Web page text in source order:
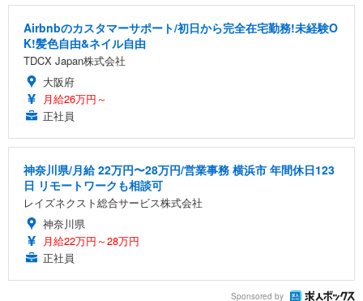
Airbnbのカスタマーサポート/初日から完全在宅勤務!未経験O
K!髪色自由&ネイル自由
TDCX Japan株式会社
大阪府
月給26万円～
正社員
神奈川県/月給 22万円〜28万円/営業事務 横浜市 年間休日123
日 リモートワークも相談可
レイズネクスト総合サービス株式会社
神奈川県
月給22万円～28万円
正社員
Sponsored by